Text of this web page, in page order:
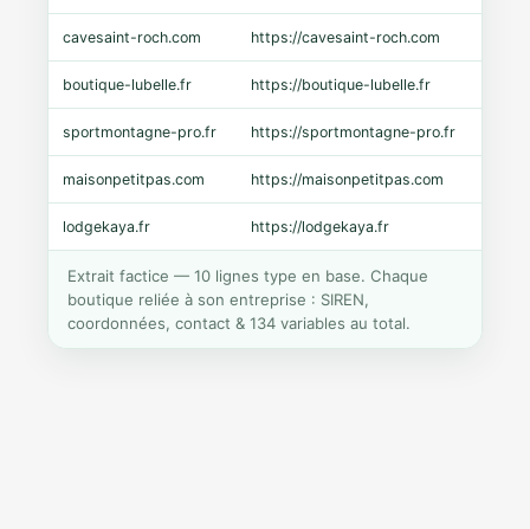
cavesaint-roch.com https://cavesaint-roch.com
boutique-lubelle.fr https://boutique-lubelle.fr
sportmontagne-pro.fr https://sportmontagne-pro.fr
maisonpetitpas.com https://maisonpetitpas.com
lodgekaya.fr https://lodgekaya.fr
Extrait factice — 10 lignes type en base. Chaque
boutique reliée à son entreprise : SIREN,
coordonnées, contact & 134 variables au total.